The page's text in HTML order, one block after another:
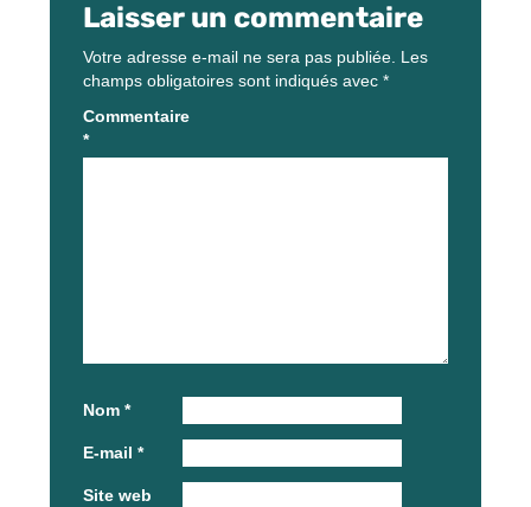
Laisser un commentaire
Votre adresse e-mail ne sera pas publiée. Les
champs obligatoires sont indiqués avec *
Commentaire
*
Nom *
E-mail *
Site web